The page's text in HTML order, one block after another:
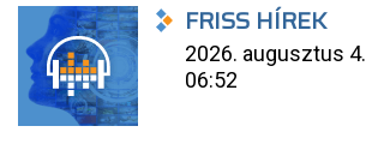
FRISS HÍREK
2026. augusztus 4.
06:52